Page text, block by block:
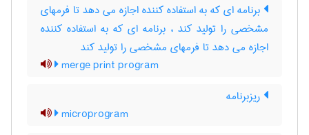
برنامه ای که به استفاده کننده اجازه می دهد تا فرمهای
مشخصی را تولید کند ، برنامه ای که به استفاده کننده
اجازه می دهد تا فرمهای مشخصی را تولید کند
merge print program
ریزبرنامه
microprogram